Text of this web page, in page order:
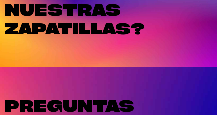
NUESTRAS
ZAPATILLAS?
PREGUNTAS